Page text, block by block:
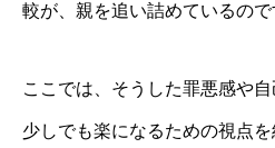
較が、親を追い詰めているので
ここでは、そうした罪悪感や自
少しでも楽になるための視点を